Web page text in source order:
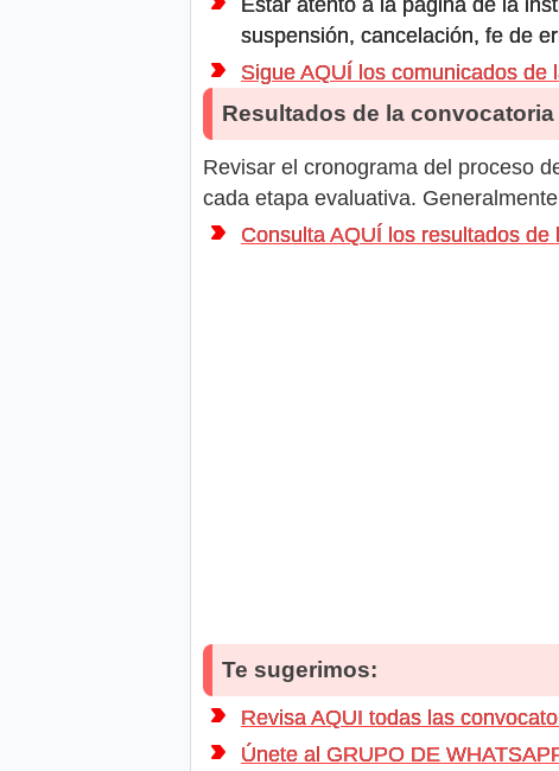
suspensión, cancelación, fe de
Sigue AQUÍ los comunicados
Resultados de la convocatoria
Revisar el cronograma del proceso
cada etapa evaluativa.
Consulta AQUÍ los resultados
Te sugerimos:
Revisa AQUI todas las
Únete al GRUPO DE